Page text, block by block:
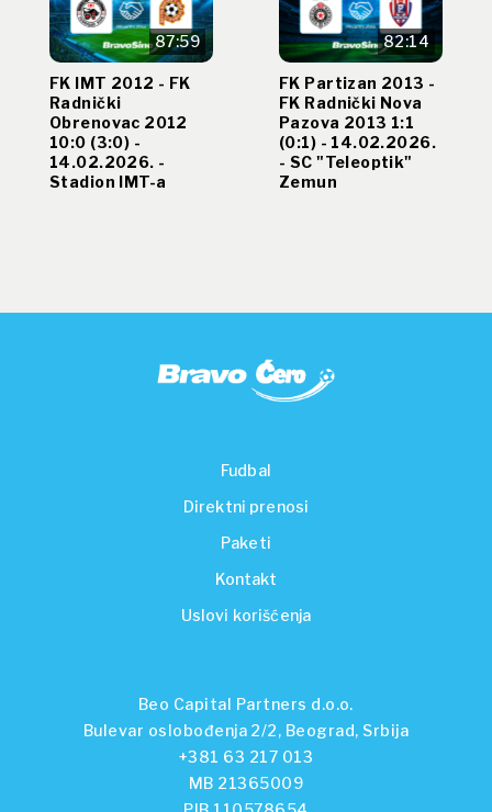
87:59
FK IMT 2012 - FK
Radnički
Obrenovac 2012
10:0 (3:0) -
14.02.2026. -
Stadion IMT-a
82:14
FK Partizan 2013 -
FK Radnički Nova
Pazova 2013 1:1
(0:1) - 14.02.2026.
- SC "Teleoptik"
Zemun
Fudbal
Direktni prenosi
Paketi
Kontakt
Uslovi korišćenja
Beo Capital Partners d.o.o.
Bulevar oslobođenja 2/2, Beograd, Srbija
+381 63 217 013
MB 21365009